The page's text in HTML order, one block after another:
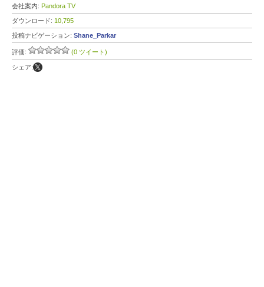
会社案内: Pandora TV
ダウンロード: 10,795
投稿ナビゲーション: Shane_Parkar
評価: (0 ツイート)
シェア: